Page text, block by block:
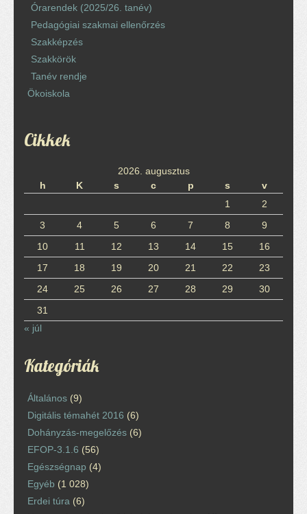
Órarendek (2025/26. tanév)
Pedagógiai szakmai ellenőrzés
Szakképzés
Szakkörök
Tanév rendje
Ökoiskola
Cikkek
2026. augusztus
h
K s c p s
v
1
2
3
4 5 6 7 8
9
10
11 12 13 14 15
16
17
18 19 20 21 22
23
24
25 26 27 28 29
30
31
« júl
Kategóriák
Általános (9)
Digitális témahét 2016 (6)
Dohányzás-megelőzés (6)
EFOP-3.1.6 (56)
Egészségnap (4)
Egyéb (1 028)
Erdei túra (6)